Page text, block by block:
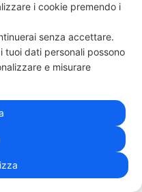
quando il tuo
Se uno dei
di almeno due punti
per due o tre
Se, invece, la
più parametri cala
essere il
settimana di
i cookie premendo i
senza accettare.
tuoi dati personali possono
e misurare